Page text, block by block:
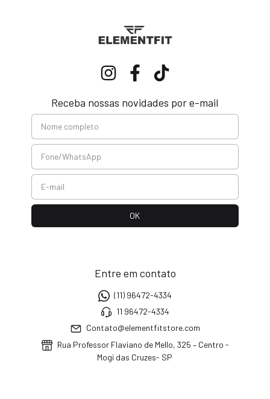
Receba nossas novidades por e-mail
Entre em contato
(11) 96472-4334
11 96472-4334
Contato@elementfitstore.com
Rua Professor Flaviano de Mello, 325 – Centro -
Mogi das Cruzes- SP